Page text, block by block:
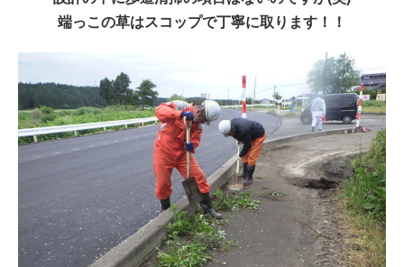
端っこの草はスコップで丁寧に取ります！！